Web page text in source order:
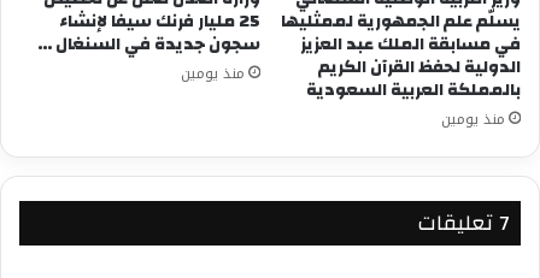
يسلّم علم الجمهورية لممثليها
في مسابقة الملك عبد العزيز
الدولية لحفظ القرآن الكريم
بالمملكة العربية السعودية
منذ يومين
25 مليار فرنك سيفا لإنشاء
سجون جديدة في السنغال …
منذ يومين
‫7 تعليقات